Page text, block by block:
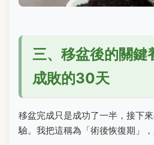
三、移盆後的關鍵
成敗的30天
移盆完成只是成功了一半，接下
驗。我把這稱為「術後恢復期」，